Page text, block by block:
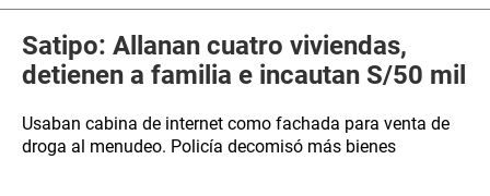
Satipo: Allanan cuatro viviendas,
detienen a familia e incautan S/50 mil
Usaban cabina de internet como fachada para venta de
droga al menudeo. Policía decomisó más bienes